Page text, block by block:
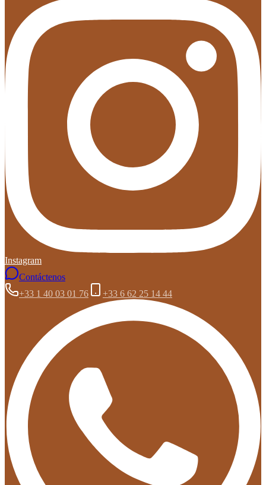
Instagram
Contáctenos
+33 1 40 03 01 76
+33 6 62 25 14 44